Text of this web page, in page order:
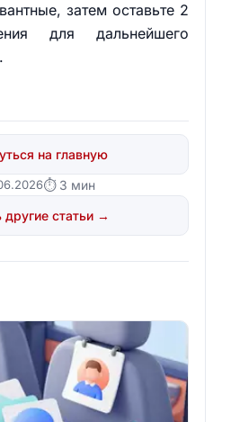
затем оставьте 2
для дальнейшего
на главную
⏱ 3 мин
другие статьи →